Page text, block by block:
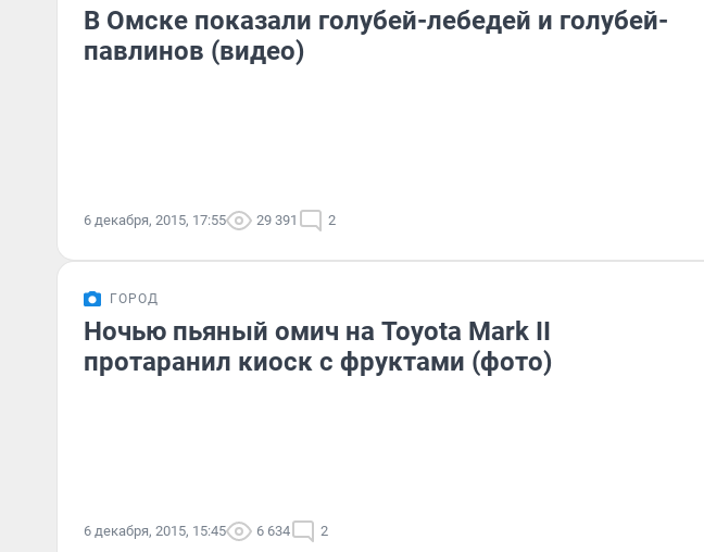
В Омске показали голубей-лебедей и голубей-
павлинов (видео)
6 декабря, 2015, 17:55 29 391 2
ГОРОД
Ночью пьяный омич на Toyota Mark II
протаранил киоск с фруктами (фото)
6 декабря, 2015, 15:45 6 634 2